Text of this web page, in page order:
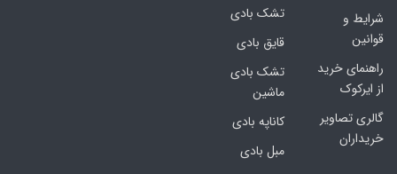
شرایط و
قوانین
راهنمای خرید
از ایرکوک
گالری تصاویر
خریداران
تشک بادی
قایق بادی
تشک بادی
ماشین
کاناپه بادی
مبل بادی